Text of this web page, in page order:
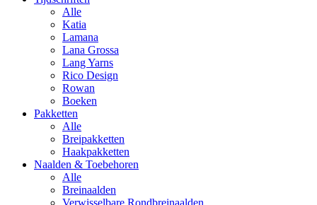
Alle
Katia
Lamana
Lana Grossa
Lang Yarns
Rico Design
Rowan
Boeken
Pakketten
Alle
Breipakketten
Haakpakketten
Naalden & Toebehoren
Alle
Breinaalden
Verwisselbare Rondbreinaalden